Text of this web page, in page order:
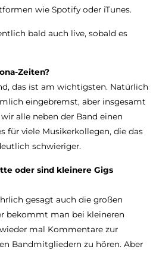
wie Spotify oder iTunes.
bald auch live, sobald es
Zeiten?
das ist am wichtigsten. Natürlich
eingebremst, aber insgesamt
alle neben der Band einen
für viele Musikerkollegen, die das
schwieriger.
oder sind kleinere Gigs
gesagt auch die großen
bekommt man bei kleineren
mal Kommentare zur
Bandmitgliedern zu hören. Aber